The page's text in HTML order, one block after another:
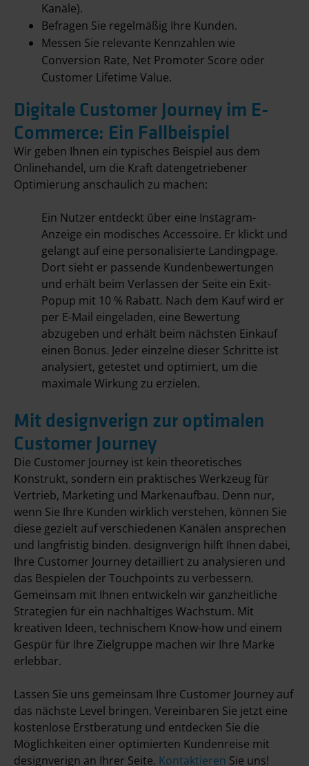
Kanäle).
Befragen Sie regelmäßig Ihre Kunden.
Messen Sie relevante Kennzahlen wie
Conversion Rate, Net Promoter Score oder
Customer Lifetime Value.
Digitale Customer Journey im E-
Commerce: Ein Fallbeispiel
Wir geben Ihnen ein typisches Beispiel aus dem
Onlinehandel, um die Kraft datengetriebener
Optimierung anschaulich zu machen:
Ein Nutzer entdeckt über eine Instagram-
Anzeige ein modisches Accessoire. Er klickt und
gelangt auf eine personalisierte Landingpage.
Dort sieht er passende Kundenbewertungen
und erhält beim Verlassen der Seite ein Exit-
Popup mit 10 % Rabatt. Nach dem Kauf wird er
per E-Mail eingeladen, eine Bewertung
abzugeben und erhält beim nächsten Einkauf
einen Bonus. Jeder einzelne dieser Schritte ist
analysiert, getestet und optimiert, um die
maximale Wirkung zu erzielen.
Mit designverign zur optimalen
Customer Journey
Die Customer Journey ist kein theoretisches
Konstrukt, sondern ein praktisches Werkzeug für
Vertrieb, Marketing und Markenaufbau. Denn nur,
wenn Sie Ihre Kunden wirklich verstehen, können Sie
diese gezielt auf verschiedenen Kanälen ansprechen
und langfristig binden. designverign hilft Ihnen dabei,
Ihre Customer Journey detailliert zu analysieren und
das Bespielen der Touchpoints zu verbessern.
Gemeinsam mit Ihnen entwickeln wir ganzheitliche
Strategien für ein nachhaltiges Wachstum. Mit
kreativen Ideen, technischem Know-how und einem
Gespür für Ihre Zielgruppe machen wir Ihre Marke
erlebbar.
Lassen Sie uns gemeinsam Ihre Customer Journey auf
das nächste Level bringen. Vereinbaren Sie jetzt eine
kostenlose Erstberatung und entdecken Sie die
Möglichkeiten einer optimierten Kundenreise mit
designverign an Ihrer Seite. Kontaktieren Sie uns!